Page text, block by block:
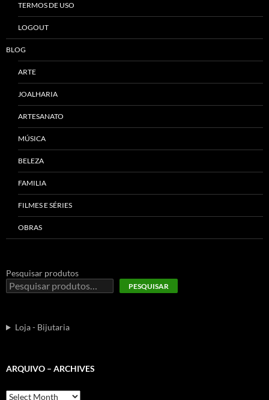
TERMOS DE USO
LOGOUT
BLOG
ARTE
JOALHARIA
ARTESANATO
MÚSICA
BELEZA
FAMILIA
FILMES E SÉRIES
OBRAS
Pesquisar produtos
PESQUISAR
Loja - Bijutaria
ARQUIVO – ARCHIVES
Arquivo